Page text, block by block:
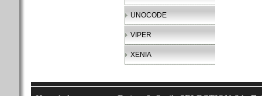
UNOCODE
VIPER
XENIA